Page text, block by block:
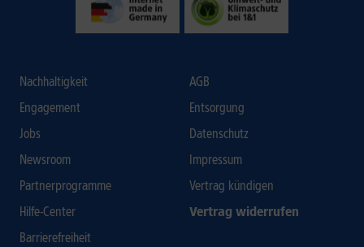
Nachhaltigkeit
Engagement
Jobs
Newsroom
Partnerprogramme
Hilfe-Center
Barrierefreiheit
AGB
Entsorgung
Datenschutz
Impressum
Vertrag kündigen
Vertrag widerrufen